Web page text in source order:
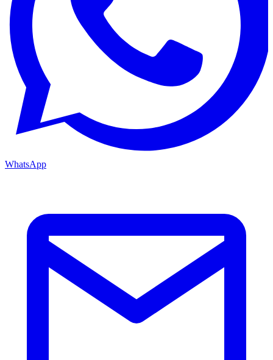
WhatsApp